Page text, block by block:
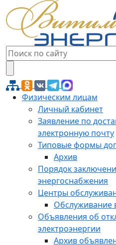
Физическим лицам
Личный кабинет
Заявление по
электронную почту
Типовые формы
Архив
Порядок
энергоснабжения
Центры
Обслуживание
Объявления об
электроэнергии
Архив